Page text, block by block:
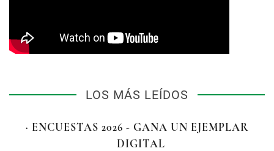
LOS MÁS LEÍDOS
· ENCUESTAS 2026 - GANA UN EJEMPLAR
DIGITAL